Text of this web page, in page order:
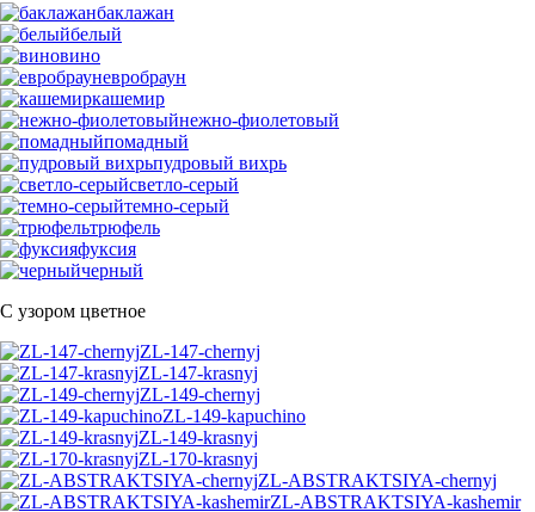
баклажан
белый
вино
евробраун
кашемир
нежно-фиолетовый
помадный
пудровый вихрь
светло-серый
темно-серый
трюфель
фуксия
черный
С узором цветное
ZL-147-chernyj
ZL-147-krasnyj
ZL-149-chernyj
ZL-149-kapuchino
ZL-149-krasnyj
ZL-170-krasnyj
ZL-ABSTRAKTSIYA-chernyj
ZL-ABSTRAKTSIYA-kashemir